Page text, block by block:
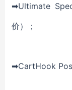
➡Ultimate
价）；
➡CartHook